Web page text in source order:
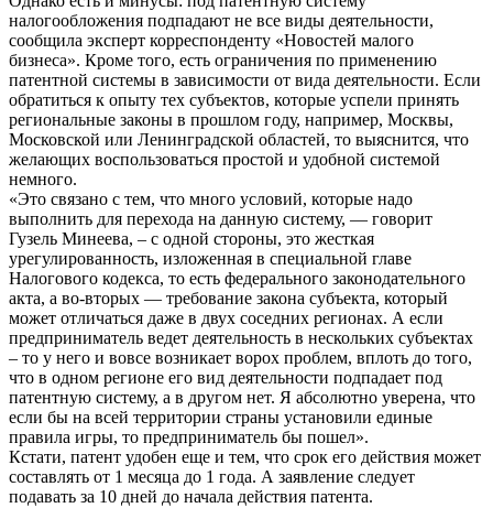
налогообложения подпадают не все виды деятельности,
сообщила эксперт корреспонденту «Новостей малого
бизнеса». Кроме того, есть ограничения по применению
патентной системы в зависимости от вида деятельности. Если
обратиться к опыту тех субъектов, которые успели принять
региональные законы в прошлом году, например, Москвы,
Московской или Ленинградской областей, то выяснится, что
желающих воспользоваться простой и удобной системой
немного.
«Это связано с тем, что много условий, которые надо
выполнить для перехода на данную систему, — говорит
Гузель Минеева, – с одной стороны, это жесткая
урегулированность, изложенная в специальной главе
Налогового кодекса, то есть федерального законодательного
акта, а во-вторых — требование закона субъекта, который
может отличаться даже в двух соседних регионах. А если
предприниматель ведет деятельность в нескольких субъектах
– то у него и вовсе возникает ворох проблем, вплоть до того,
что в одном регионе его вид деятельности подпадает под
патентную систему, а в другом нет. Я абсолютно уверена, что
если бы на всей территории страны установили единые
правила игры, то предприниматель бы пошел».
Кстати, патент удобен еще и тем, что срок его действия может
составлять от 1 месяца до 1 года. А заявление следует
подавать за 10 дней до начала действия патента.